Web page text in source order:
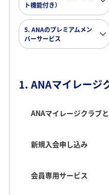
ト機能付き）
5. ANAのプレミアムメン
バーサービス
1. ANAマイレージ
ANAマイレージクラブ
新規入会申し込み
会員専用サービス